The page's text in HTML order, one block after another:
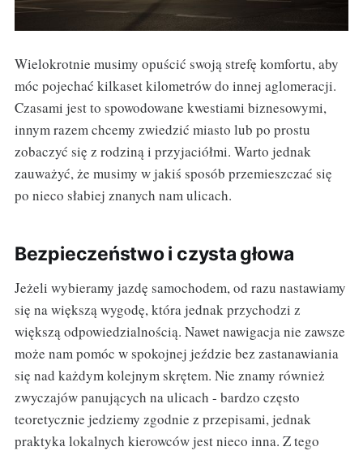
Wielokrotnie musimy opuścić swoją strefę komfortu, aby
móc pojechać kilkaset kilometrów do innej aglomeracji.
Czasami jest to spowodowane kwestiami biznesowymi,
innym razem chcemy zwiedzić miasto lub po prostu
zobaczyć się z rodziną i przyjaciółmi. Warto jednak
zauważyć, że musimy w jakiś sposób przemieszczać się
po nieco słabiej znanych nam ulicach.
Bezpieczeństwo i czysta głowa
Jeżeli wybieramy jazdę samochodem, od razu nastawiamy
się na większą wygodę, która jednak przychodzi z
większą odpowiedzialnością. Nawet nawigacja nie zawsze
może nam pomóc w spokojnej jeździe bez zastanawiania
się nad każdym kolejnym skrętem. Nie znamy również
zwyczajów panujących na ulicach - bardzo często
teoretycznie jedziemy zgodnie z przepisami, jednak
praktyka lokalnych kierowców jest nieco inna. Z tego